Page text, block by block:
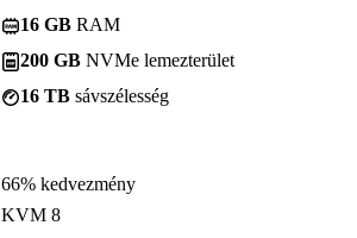
16 GB RAM
200 GB NVMe lemezterület
16 TB sávszélesség
66% kedvezmény
KVM 8